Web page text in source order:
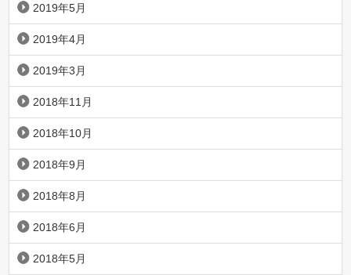
2019年5月
2019年4月
2019年3月
2018年11月
2018年10月
2018年9月
2018年8月
2018年6月
2018年5月